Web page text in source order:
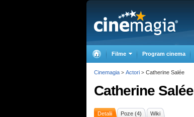
Filme Program cinema
Catherine Salée
Detalii Poze (4) Wiki
Cinemagia > Actori > Catherine Salée